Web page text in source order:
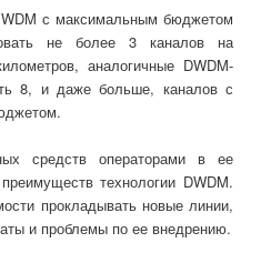
с максимальным бюджетом
не более 3 каналов на
аналогичные DWDM-
8, и даже больше, каналов с
средств операторами в ее
технологии DWDM.
прокладывать новые линии,
и проблемы по ее внедрению.